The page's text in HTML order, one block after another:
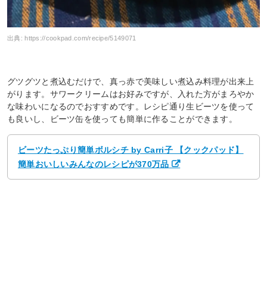
出典: https://cookpad.com/recipe/5149071
グツグツと煮込むだけで、真っ赤で美味しい煮込み料理が出来上
がります。サワークリームはお好みですが、入れた方がまろやか
な味わいになるのでおすすめです。レシピ通り生ビーツを使って
も良いし、ビーツ缶を使っても簡単に作ることができます。
ビーツたっぷり簡単ボルシチ by Carri子 【クックパッド】
簡単おいしいみんなのレシピが370万品